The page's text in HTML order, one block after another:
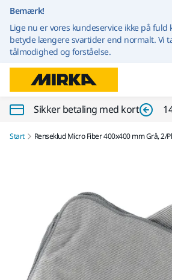
Bemærk!
Lige nu er vores kundeservice ikke på fuld
betyde længere svartider end normalt. Vi
tålmodighed og forståelse.
Sikker betaling med kort
Start Renseklud Micro Fiber 400x400 mm Grå, 2/